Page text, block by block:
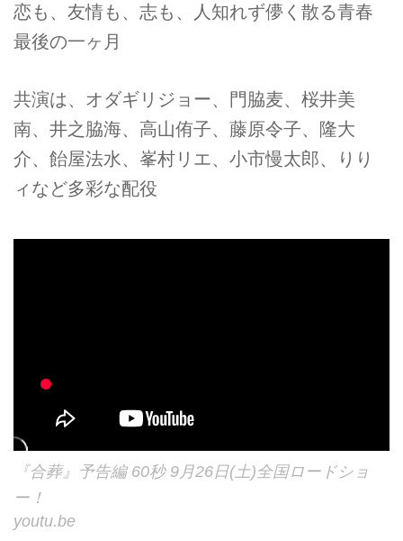
恋も、友情も、志も、人知れず儚く散る青春
最後の一ヶ月
共演は、オダギリジョー、門脇麦、桜井美
南、井之脇海、高山侑子、藤原令子、隆大
介、飴屋法水、峯村リエ、小市慢太郎、りり
ィなど多彩な配役
『合葬』予告編 60秒 9月26日(土)全国ロードショ
ー！
youtu.be